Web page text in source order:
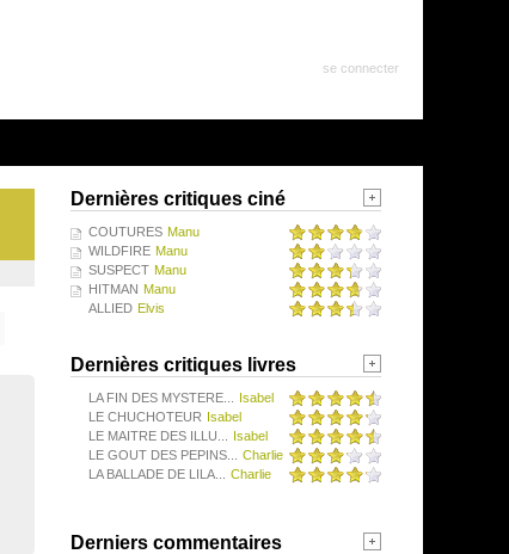
se connecter
Dernières critiques ciné
COUTURES Manu
WILDFIRE Manu
SUSPECT Manu
HITMAN Manu
ALLIED Elvis
Dernières critiques livres
LA FIN DES MYSTERE...
Isabel
LE CHUCHOTEUR Isabel
LE MAITRE DES ILLU...
Isabel
LE GOUT DES PEPINS...
Charlie
LA BALLADE DE LILA...
Charlie
Derniers commentaires